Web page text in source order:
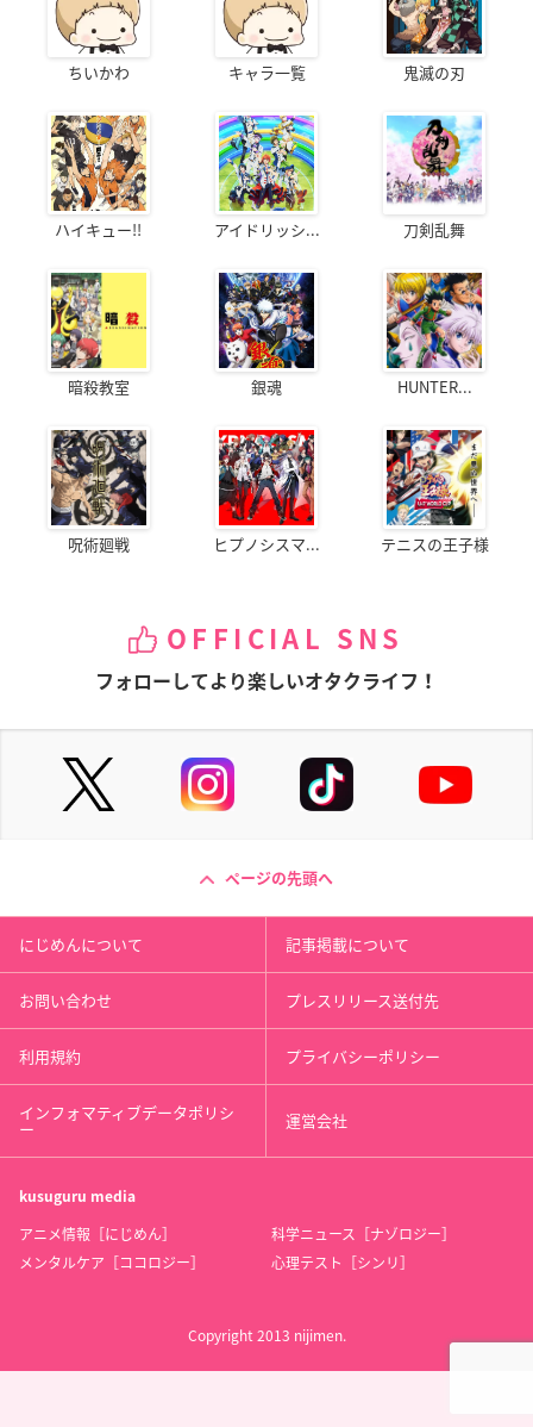
ちいかわ キャラ一覧 鬼滅の刃
ハイキュー!! アイドリッシ... 刀剣乱舞
暗殺教室 銀魂 HUNTER...
呪術廻戦 ヒプノシスマ... テニスの王子様
OFFICIAL SNS
フォローしてより楽しいオタクライフ！
ページの先頭へ
にじめんについて 記事掲載について
お問い合わせ プレスリリース送付先
利用規約 プライバシーポリシー
インフォマティブデータポリシ
ー 運営会社
kusuguru media
アニメ情報［にじめん］
科学ニュース［ナゾロジー］
メンタルケア［ココロジー］
心理テスト［シンリ］
Copyright 2013 nijimen.